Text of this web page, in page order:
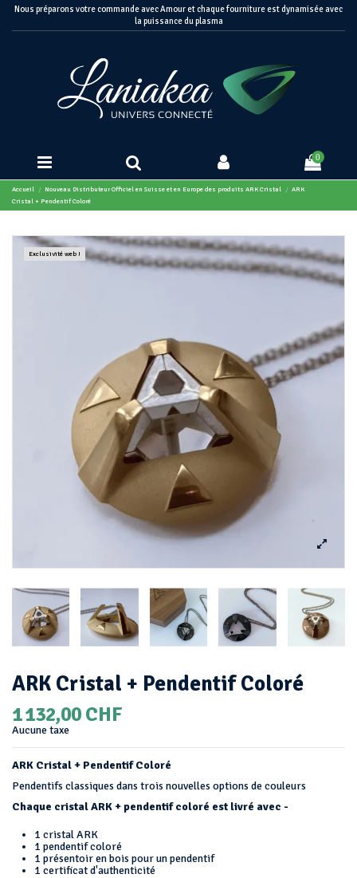
Nous préparons votre commande avec Amour et chaque fourniture est dynamisée avec
la puissance du plasma
0
Accueil Nouveau Distributeur Officiel en Suisse et en Europe des produits ARK Cristal
ARK
Cristal + Pendentif Coloré
Exclusivité web !
ARK Cristal + Pendentif Coloré
1 132,00 CHF
Aucune taxe
ARK Cristal + Pendentif Coloré
Pendentifs classiques dans trois nouvelles options de couleurs
Chaque cristal ARK + pendentif coloré est livré avec -
1 cristal ARK
1 pendentif coloré
1 présentoir en bois pour un pendentif
1 certificat d'authenticité